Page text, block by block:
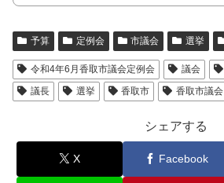
予算 定例会 市議会 選挙
令和4年6月香取市議会定例会 議会
議長
選挙 香取市 香取市議会
シェアする
X Facebook